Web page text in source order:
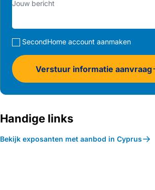
SecondHome account aanmaken
Verstuur informatie aanvraag
Handige links
Bekijk exposanten met aanbod in Cyprus